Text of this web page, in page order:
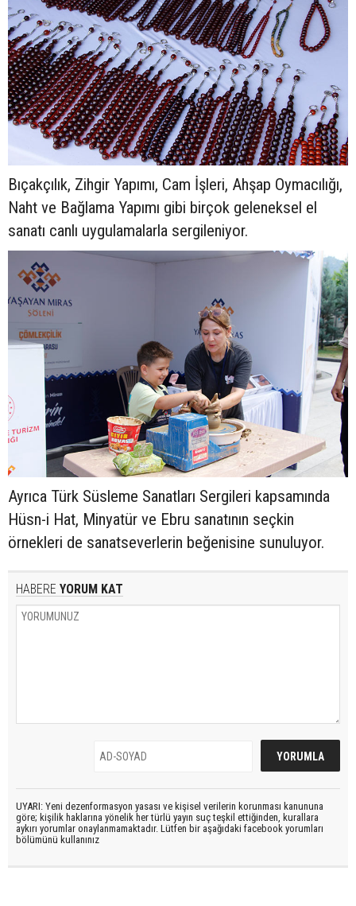
Bıçakçılık, Zihgir Yapımı, Cam İşleri, Ahşap Oymacılığı,
Naht ve Bağlama Yapımı gibi birçok geleneksel el
sanatı canlı uygulamalarla sergileniyor.
Ayrıca Türk Süsleme Sanatları Sergileri kapsamında
Hüsn-i Hat, Minyatür ve Ebru sanatının seçkin
örnekleri de sanatseverlerin beğenisine sunuluyor.
HABERE YORUM KAT
UYARI: Yeni dezenformasyon yasası ve kişisel verilerin korunması kanununa
göre; kişilik haklarına yönelik her türlü yayın suç teşkil ettiğinden, kurallara
aykırı yorumlar onaylanmamaktadır. Lütfen bir aşağıdaki facebook yorumları
bölümünü kullanınız